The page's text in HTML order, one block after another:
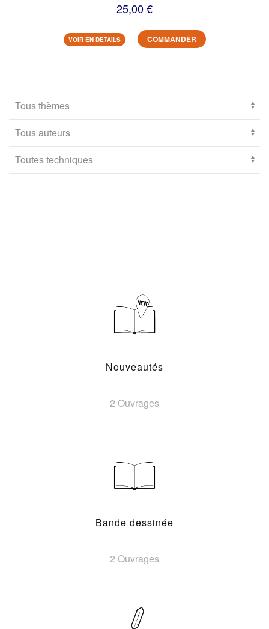
25,00 €
VOIR EN DETAILS COMMANDER
Nouveautés
2 Ouvrages
Bande dessinée
2 Ouvrages